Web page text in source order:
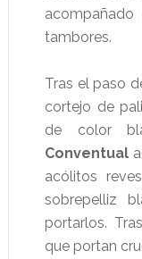
tambores.
Tras el paso
cortejo de
de color
Conventual
acólitos
sobrepelliz
portarlos.
que portan